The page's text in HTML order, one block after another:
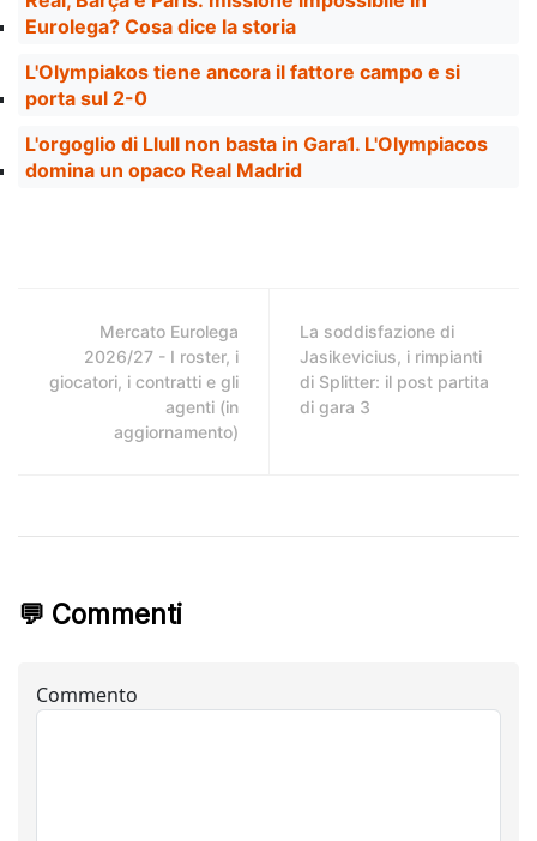
Eurolega? Cosa dice la storia
L'Olympiakos tiene ancora il fattore campo e si
porta sul 2-0
L'orgoglio di Llull non basta in Gara1. L'Olympiacos
domina un opaco Real Madrid
Mercato Eurolega
2026/27 - I roster, i
giocatori, i contratti e gli
agenti (in
aggiornamento)
La soddisfazione di
Jasikevicius, i rimpianti
di Splitter: il post partita
di gara 3
💬 Commenti